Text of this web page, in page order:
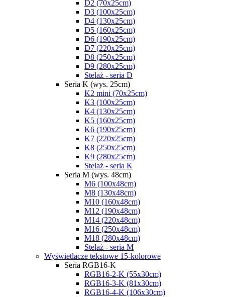
D2 (70x25cm)
D3 (100x25cm)
D4 (130x25cm)
D5 (160x25cm)
D6 (190x25cm)
D7 (220x25cm)
D8 (250x25cm)
D9 (280x25cm)
Stelaż - seria D
Seria K (wys. 25cm)
K2 mini (70x25cm)
K3 (100x25cm)
K4 (130x25cm)
K5 (160x25cm)
K6 (190x25cm)
K7 (220x25cm)
K8 (250x25cm)
K9 (280x25cm)
Stelaż - seria K
Seria M (wys. 48cm)
M6 (100x48cm)
M8 (130x48cm)
M10 (160x48cm)
M12 (190x48cm)
M14 (220x48cm)
M16 (250x48cm)
M18 (280x48cm)
Stelaż - seria M
Wyświetlacze tekstowe 15-kolorowe
Seria RGB16-K
RGB16-2-K (55x30cm)
RGB16-3-K (81x30cm)
RGB16-4-K (106x30cm)